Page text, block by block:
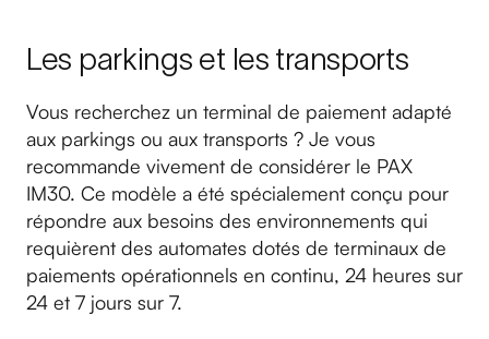
Les parkings et les transports
Vous recherchez un terminal de paiement adapté
aux parkings ou aux transports ? Je vous
recommande vivement de considérer le PAX
IM30. Ce modèle a été spécialement conçu pour
répondre aux besoins des environnements qui
requièrent des automates dotés de terminaux de
paiements opérationnels en continu, 24 heures sur
24 et 7 jours sur 7.